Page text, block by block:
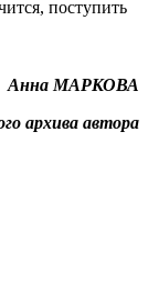
поступить
Анна МАРКОВА
архива автора